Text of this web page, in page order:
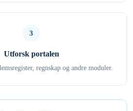
3
Utforsk portalen
regnskap og andre moduler.